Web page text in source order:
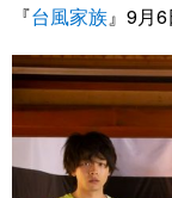
『台風家族』9月